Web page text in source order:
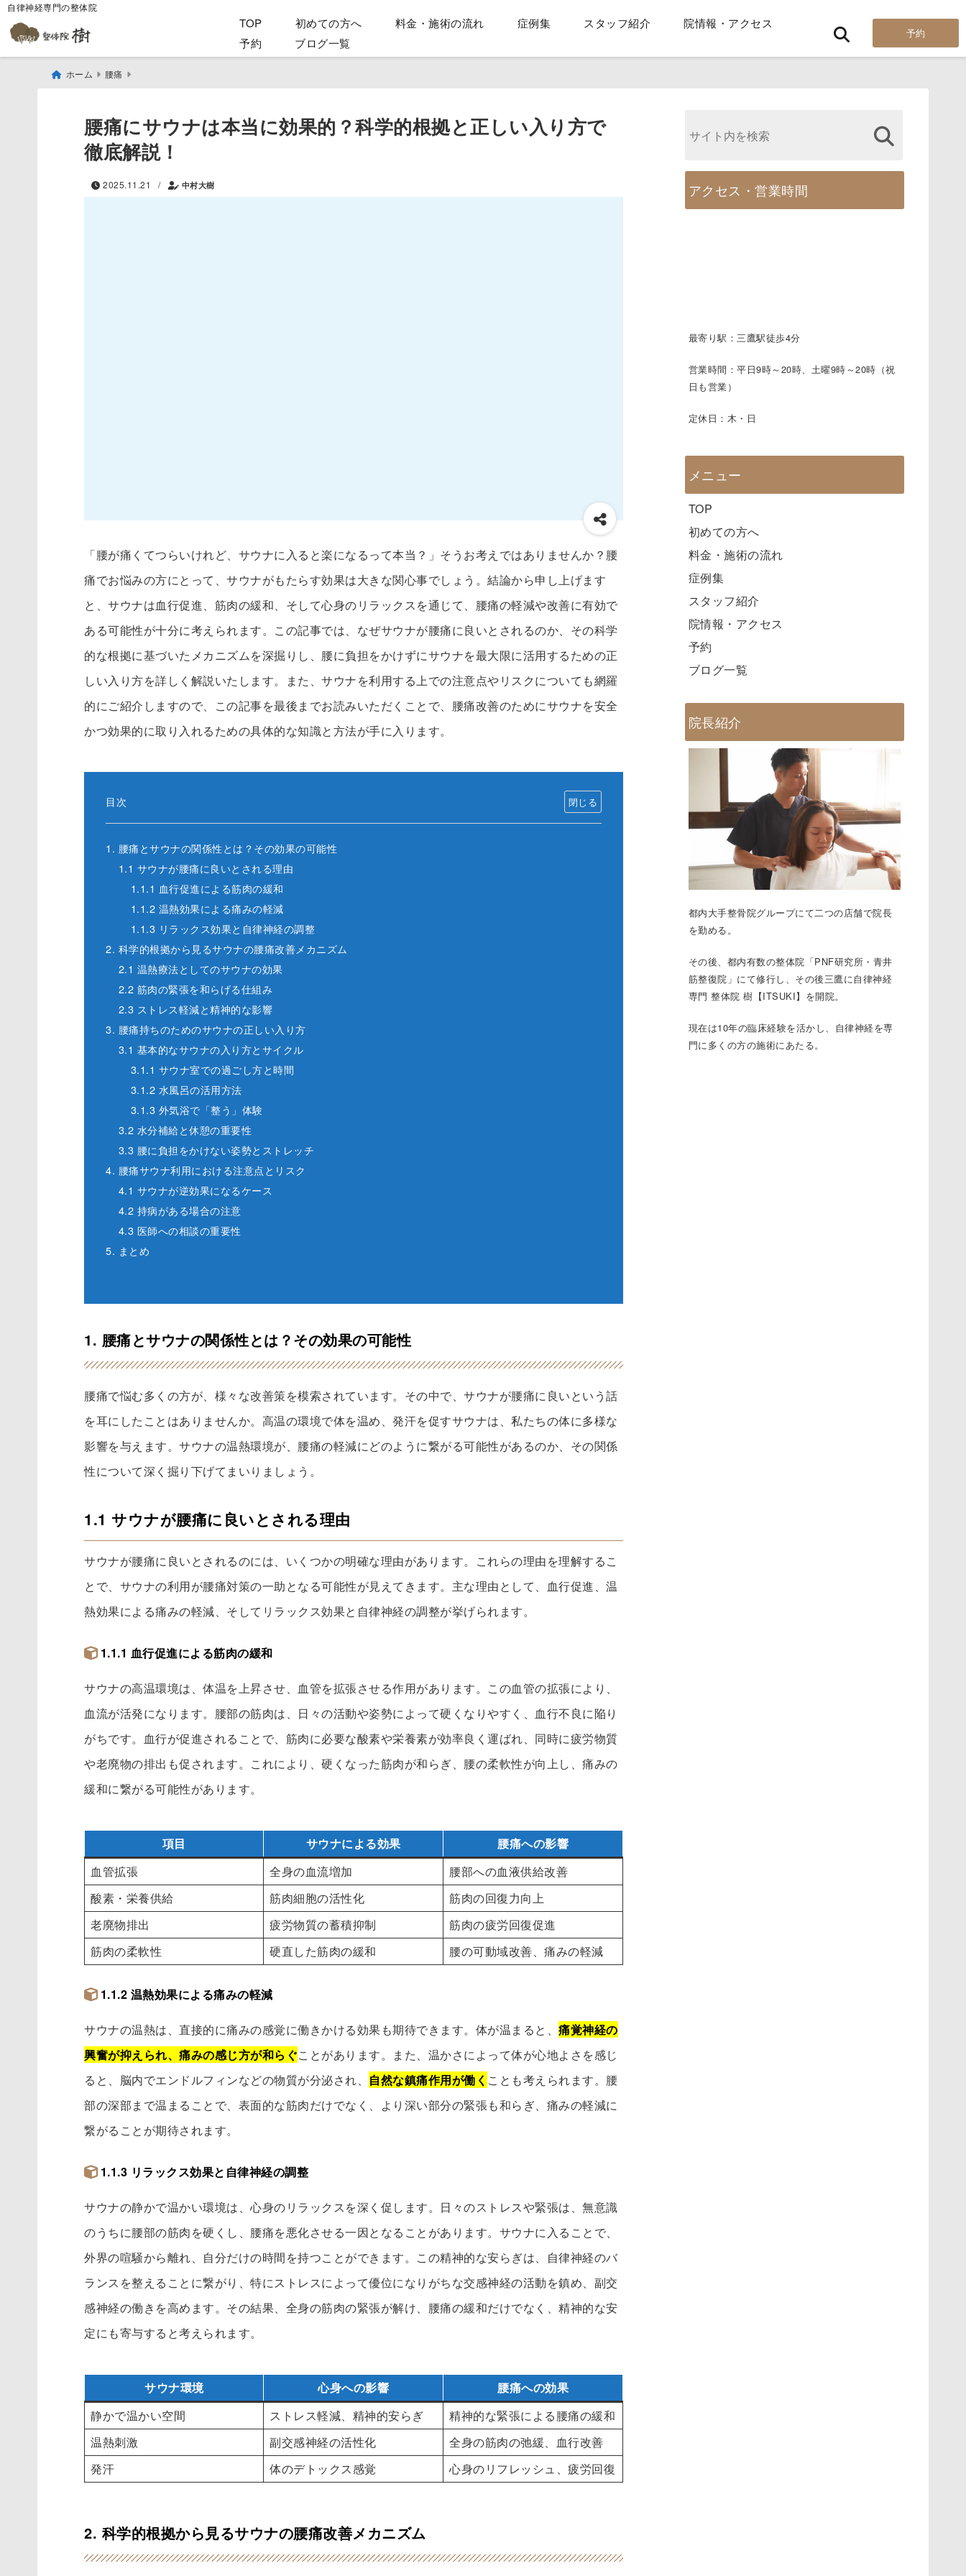
自律神経専門の整体院
TOP 初めての方へ 料金・施術の流れ 症例集 スタッフ紹介
院情報・アクセス
予約
ブログ一覧
予約
ホーム 腰痛
腰痛にサウナは本当に効果的？科学的根拠と正しい入り方で
徹底解説！
2025.11.21 / 中村大樹
「腰が痛くてつらいけれど、サウナに入ると楽になるって本当？」そうお考えではありませんか？腰
痛でお悩みの方にとって、サウナがもたらす効果は大きな関心事でしょう。結論から申し上げます
と、サウナは血行促進、筋肉の緩和、そして心身のリラックスを通じて、腰痛の軽減や改善に有効で
ある可能性が十分に考えられます。この記事では、なぜサウナが腰痛に良いとされるのか、その科学
的な根拠に基づいたメカニズムを深掘りし、腰に負担をかけずにサウナを最大限に活用するための正
しい入り方を詳しく解説いたします。また、サウナを利用する上での注意点やリスクについても網羅
的にご紹介しますので、この記事を最後までお読みいただくことで、腰痛改善のためにサウナを安全
かつ効果的に取り入れるための具体的な知識と方法が手に入ります。
目次
1. 腰痛とサウナの関係性とは？その効果の可能性
1.1 サウナが腰痛に良いとされる理由
1.1.1 血行促進による筋肉の緩和
1.1.2 温熱効果による痛みの軽減
1.1.3 リラックス効果と自律神経の調整
2. 科学的根拠から見るサウナの腰痛改善メカニズム
2.1 温熱療法としてのサウナの効果
2.2 筋肉の緊張を和らげる仕組み
2.3 ストレス軽減と精神的な影響
3. 腰痛持ちのためのサウナの正しい入り方
3.1 基本的なサウナの入り方とサイクル
3.1.1 サウナ室での過ごし方と時間
3.1.2 水風呂の活用方法
3.1.3 外気浴で「整う」体験
3.2 水分補給と休憩の重要性
3.3 腰に負担をかけない姿勢とストレッチ
4. 腰痛サウナ利用における注意点とリスク
4.1 サウナが逆効果になるケース
4.2 持病がある場合の注意
4.3 医師への相談の重要性
5. まとめ
1. 腰痛とサウナの関係性とは？その効果の可能性
腰痛で悩む多くの方が、様々な改善策を模索されています。その中で、サウナが腰痛に良いという話
を耳にしたことはありませんか。高温の環境で体を温め、発汗を促すサウナは、私たちの体に多様な
影響を与えます。サウナの温熱環境が、腰痛の軽減にどのように繋がる可能性があるのか、その関係
性について深く掘り下げてまいりましょう。
1.1 サウナが腰痛に良いとされる理由
サウナが腰痛に良いとされるのには、いくつかの明確な理由があります。これらの理由を理解するこ
とで、サウナの利用が腰痛対策の一助となる可能性が見えてきます。主な理由として、血行促進、温
熱効果による痛みの軽減、そしてリラックス効果と自律神経の調整が挙げられます。
1.1.1 血行促進による筋肉の緩和
サウナの高温環境は、体温を上昇させ、血管を拡張させる作用があります。この血管の拡張により、
血流が活発になります。腰部の筋肉は、日々の活動や姿勢によって硬くなりやすく、血行不良に陥り
がちです。血行が促進されることで、筋肉に必要な酸素や栄養素が効率良く運ばれ、同時に疲労物質
や老廃物の排出も促されます。これにより、硬くなった筋肉が和らぎ、腰の柔軟性が向上し、痛みの
緩和に繋がる可能性があります。
項目 サウナによる効果
腰痛への影響
血管拡張
全身の血流増加
腰部への血液供給改善
酸素・栄養供給
筋肉細胞の活性化
筋肉の回復力向上
老廃物排出
疲労物質の蓄積抑制
筋肉の疲労回復促進
筋肉の柔軟性
硬直した筋肉の緩和 腰の可動域改善、痛みの軽減
1.1.2 温熱効果による痛みの軽減
サウナの温熱は、直接的に痛みの感覚に働きかける効果も期待できます。体が温まると、痛覚神経の
興奮が抑えられ、痛みの感じ方が和らぐことがあります。また、温かさによって体が心地よさを感じ
ると、脳内でエンドルフィンなどの物質が分泌され、 自然な鎮痛作用が働く ことも考えられます。腰
部の深部まで温まることで、表面的な筋肉だけでなく、より深い部分の緊張も和らぎ、痛みの軽減に
繋がることが期待されます。
1.1.3 リラックス効果と自律神経の調整
サウナの静かで温かい環境は、心身のリラックスを深く促します。日々のストレスや緊張は、無意識
のうちに腰部の筋肉を硬くし、腰痛を悪化させる一因となることがあります。サウナに入ることで、
外界の喧騒から離れ、自分だけの時間を持つことができます。この精神的な安らぎは、自律神経のバ
ランスを整えることに繋がり、特にストレスによって優位になりがちな交感神経の活動を鎮め、副交
感神経の働きを高めます。その結果、全身の筋肉の緊張が解け、腰痛の緩和だけでなく、精神的な安
定にも寄与すると考えられます。
サウナ環境 心身への影響
腰痛への効果
静かで温かい空間
ストレス軽減、精神的安らぎ
精神的な緊張による腰痛の緩和
温熱刺激
副交感神経の活性化
全身の筋肉の弛緩、血行改善
発汗
体のデトックス感覚 心身のリフレッシュ、疲労回復
2. 科学的根拠から見るサウナの腰痛改善メカニズム
アクセス・営業時間
最寄り駅：三鷹駅徒歩4分
営業時間：平日9時～20時、土曜9時～20時（祝
日も営業）
定休日：木・日
メニュー
TOP
初めての方へ
料金・施術の流れ
症例集
スタッフ紹介
院情報・アクセス
予約
ブログ一覧
院長紹介
都内大手整骨院グループにて二つの店舗で院⻑
を勤める。
その後、都内有数の整体院「PNF研究所・⻘井
筋整復院」にて修行し、その後三鷹に自律神経
専門 整体院 樹【ITSUKI】 を開院。
現在は10年の臨床経験を活かし、自律神経を専
門に多くの方の施術にあたる。